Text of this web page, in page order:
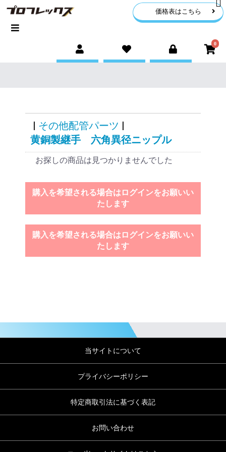
価格表はこちら
0
| その他配管パーツ |
黄銅製継手 六角異径ニップル
お探しの商品は見つかりませんでした
購入を希望される場合はログインをお願いい
たします
購入を希望される場合はログインをお願いい
たします
当サイトについて
プライバシーポリシー
特定商取引法に基づく表記
お問い合わせ